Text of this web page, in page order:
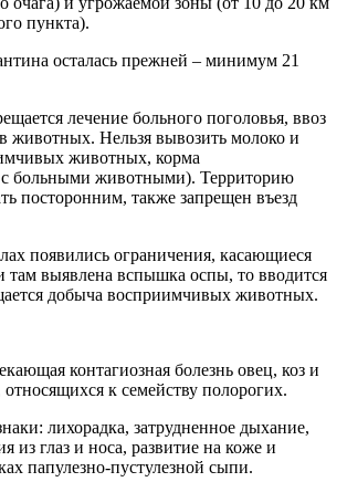
пункта).
осталась прежней – минимум 21
лечение больного поголовья, ввоз
животных. Нельзя вывозить молоко и
животных, корма
больными животными). Территорию
посторонним, также запрещен въезд
появились ограничения, касающиеся
там выявлена вспышка оспы, то вводится
добыча восприимчивых животных.
контагиозная болезнь овец, коз и
к семейству полорогих.
лихорадка, затрудненное дыхание,
из глаз и носа, развитие на коже и
папулезно-пустулезной сыпи.